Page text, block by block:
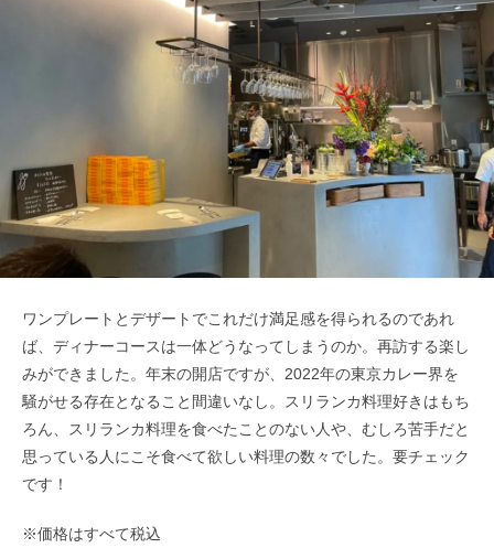
ワンプレートとデザートでこれだけ満足感を得られるのであれ
ば、ディナーコースは一体どうなってしまうのか。再訪する楽し
みができました。年末の開店ですが、2022年の東京カレー界を
騒がせる存在となること間違いなし。スリランカ料理好きはもち
ろん、スリランカ料理を食べたことのない人や、むしろ苦手だと
思っている人にこそ食べて欲しい料理の数々でした。要チェック
です！
※価格はすべて税込